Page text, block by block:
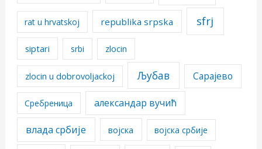
rat u hrvatskoj republika srpska sfrj
siptari srbi zlocin
zlocin u dobrovoljackoj Љубав Сарајево
Сребреница александар вучић
влада србије војска војска србије